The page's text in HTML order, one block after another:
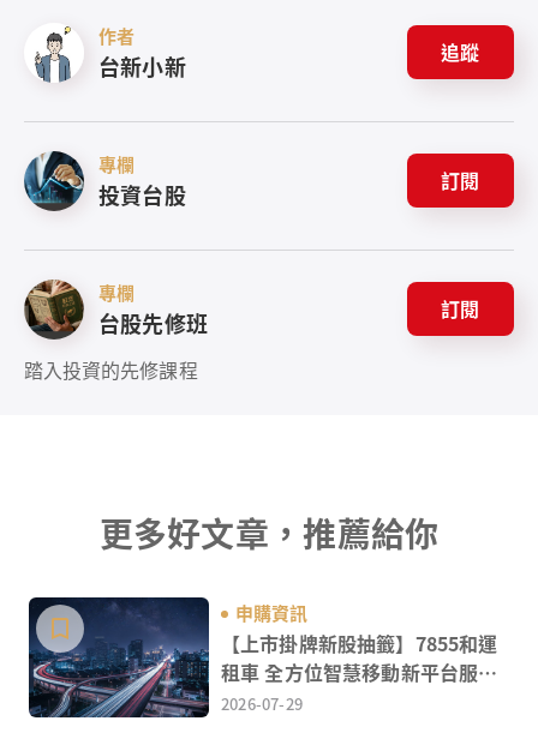
作者
台新小新 追蹤
專欄
投資台股 訂閱
專欄
台股先修班 訂閱
踏入投資的先修課程
更多好文章，推薦給你
申購資訊
【上市掛牌新股抽籤】7855和運
租車 全方位智慧移動新平台服務
領航者
2026-07-29